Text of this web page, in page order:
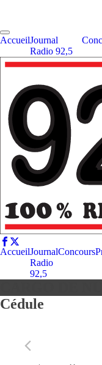
AccueilJournal
Radio 92,5
AccueilJournal
Radio
92,5
Concours
Cédule